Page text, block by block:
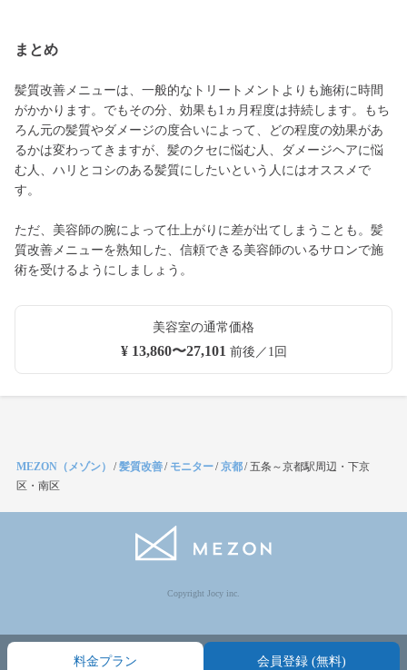
まとめ
髪質改善メニューは、一般的なトリートメントよりも施術に時間
がかかります。でもその分、効果も1ヵ月程度は持続します。もち
ろん元の髪質やダメージの度合いによって、どの程度の効果があ
るかは変わってきますが、髪のクセに悩む人、ダメージヘアに悩
む人、ハリとコシのある髪質にしたいという人にはオススメで
す。
ただ、美容師の腕によって仕上がりに差が出てしまうことも。髪
質改善メニューを熟知した、信頼できる美容師のいるサロンで施
術を受けるようにしましょう。
美容室の通常価格
¥ 13,860〜27,101 前後／1回
料金プラン 会員登録 (無料)
MEZON（メゾン） /髪質改善/ モニター/京都/五条～京都駅周辺・下京
区・南区
Copyright Jocy inc.